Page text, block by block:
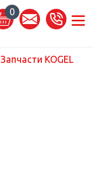
0
Запчасти KOGEL